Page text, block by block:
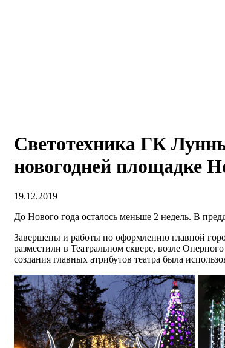
Светотехника ГК
новогодней площадке
19.12.2019
До Нового года осталось меньше 2 недель. В
Завершены и работы по оформлению главной
разместили в Театральном сквере, возле
создания главных атрибутов театра была